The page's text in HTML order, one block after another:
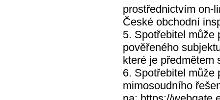
prostřednictvím on-
České obchodní
5. Spotřebitel může
pověřeného
které je předmětem
6. Spotřebitel může
mimosoudního